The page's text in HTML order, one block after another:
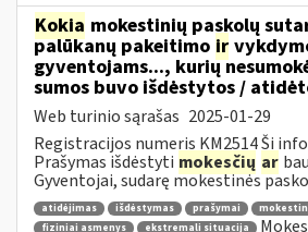
Kokia mokestinių paskolų
palūkanų pakeitimo ir
gyventojams..., kurių
sumos buvo išdėstytos /
Web turinio sąrašas 2025-01-29
Registracijos numeris KM2514 Ši
Prašymas išdėstyti mokesčių ar
Gyventojai, sudarę mokestinės
atidėjimas išdėstymas prašymai
fiziniai asmenys
ekstremali situacija